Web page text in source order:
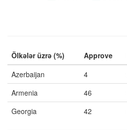
Ölkələr üzrə (%) Approve
Azerbaijan
4
Armenia
46
Georgia
42